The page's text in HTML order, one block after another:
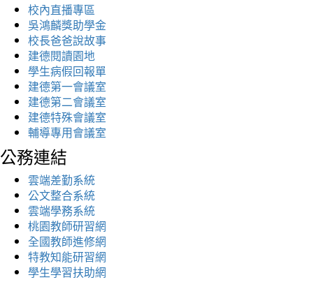
校內直播專區
吳鴻麟獎助學金
校長爸爸說故事
建德閱讀園地
學生病假回報單
建德第一會議室
建德第二會議室
建德特殊會議室
輔導專用會議室
公務連結
雲端差勤系統
公文整合系統
雲端學務系統
桃園教師研習網
全國教師進修網
特教知能研習網
學生學習扶助網